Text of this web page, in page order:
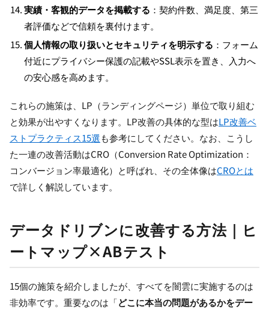
実績・客観的データを掲載する ：契約件数、満足度、第三
者評価などで信頼を裏付けます。
個人情報の取り扱いとセキュリティを明示する ：フォーム
付近にプライバシー保護の記載やSSL表示を置き、入力へ
の安心感を高めます。
これらの施策は、LP（ランディングページ）単位で取り組む
と効果が出やすくなります。LP改善の具体的な型はLP改善ベ
ストプラクティス15選も参考にしてください。なお、こうし
た一連の改善活動はCRO（Conversion Rate Optimization：
コンバージョン率最適化）と呼ばれ、その全体像はCROとは
で詳しく解説しています。
データドリブンに改善する方法｜ヒ
ートマップ×ABテスト
15個の施策を紹介しましたが、すべてを闇雲に実施するのは
非効率です。重要なのは「どこに本当の問題があるかをデー